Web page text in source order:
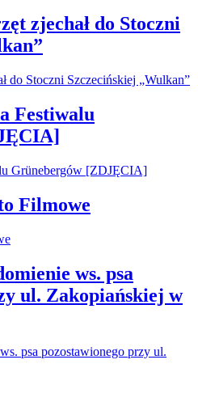
zjechał do Stoczni
Festiwalu
Filmowe
ws. psa
ul. Zakopiańskiej w